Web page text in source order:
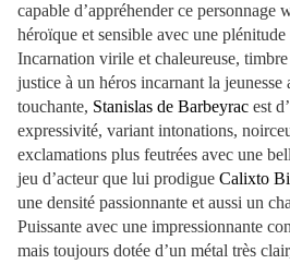
capable d’appréhender ce personnage
héroïque et sensible avec une plénitude
Incarnation virile et chaleureuse,
justice à un héros incarnant la
touchante, Stanislas de Barbeyrac est
expressivité, variant intonations,
exclamations plus feutrées avec une
jeu d’acteur que lui prodigue Calixto
une densité passionnante et aussi un
Puissante avec une impressionnante
mais toujours dotée d’un métal très